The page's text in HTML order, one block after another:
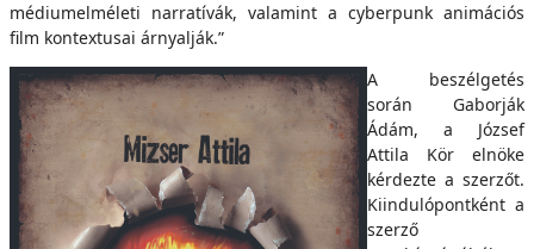
médiumelméleti narratívák, valamint a cyberpunk animációs
film kontextusai árnyalják.”
A beszélgetés
során Gaborják
Ádám, a József
Attila Kör elnöke
kérdezte a szerzőt.
Kiindulópontként a
szerző